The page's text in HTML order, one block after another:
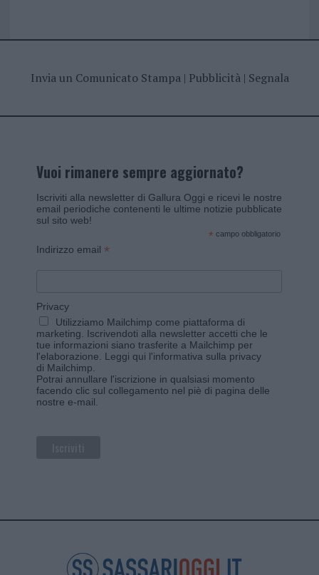
Invia un Comunicato Stampa| Pubblicità| Segnala
Vuoi rimanere sempre aggiornato?
Iscriviti alla newsletter di Gallura Oggi e ricevi le nostre
email periodiche contenenti le ultime notizie pubblicate
sul sito web!
* campo obbligatorio
Indirizzo email *
Privacy
Utilizziamo Mailchimp come piattaforma di
marketing. Iscrivendoti alla newsletter accetti che le
tue informazioni siano trasferite a Mailchimp per
l'elaborazione. Leggi qui l'informativa sulla privacy
di Mailchimp
Potrai annullare l'iscrizione in qualsiasi momento
facendo clic sul collegamento nel piè di pagina delle
nostre e-mail.